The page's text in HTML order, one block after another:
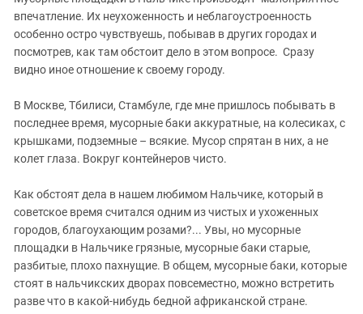
ЗАСТАВЛЯЕТ
КАВКАЗ ЗА ПАЛЕСТИНУ
Дагестан
Ингушетия
Карачаево-Черкесия
Краснодарский край
Нагорный Карабах
Российская Федерация
Ростовская область
Северная Осетия - Алания
СКФО
Ставропольский край
впечатление. Их неухоженность и неблагоустроенность
особенно остро чувствуешь, побывав в других городах и
посмотрев, как там обстоит дело в этом вопросе. Сразу
видно иное отношение к своему городу.
В Москве, Тбилиси, Стамбуле, где мне пришлось побывать в
последнее время, мусорные баки аккуратные, на колесиках, с
крышками, подземные – всякие. Мусор спрятан в них, а не
колет глаза. Вокруг контейнеров чисто.
Как обстоят дела в нашем любимом Нальчике, который в
советское время считался одним из чистых и ухоженных
городов, благоухающим розами?... Увы, но мусорные
площадки в Нальчике грязные, мусорные баки старые,
разбитые, плохо пахнущие. В общем, мусорные баки, которые
стоят в нальчикских дворах повсеместно, можно встретить
разве что в какой-нибудь бедной африканской стране.